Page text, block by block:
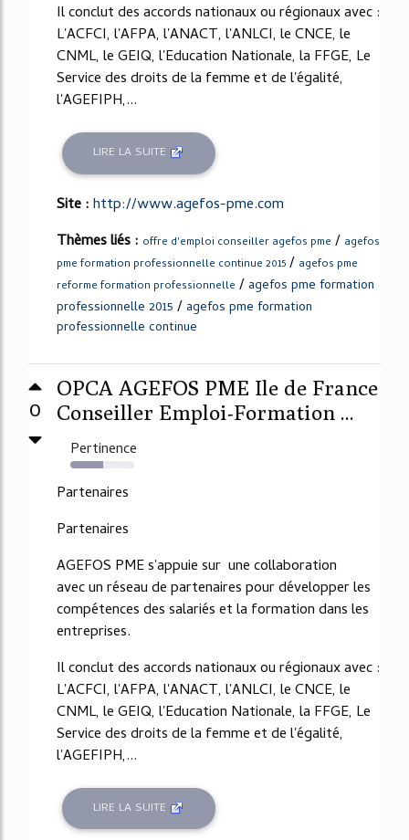
Il conclut des accords nationaux ou régionaux avec :
L'ACFCI, l'AFPA, l'ANACT, l'ANLCI, le CNCE, le
CNML, le GEIQ, l'Education Nationale, la FFGE, Le
Service des droits de la femme et de l'égalité,
l'AGEFIPH,...
LIRE LA SUITE
Site :http://www.agefos-pme.com
Thèmes liés : offre d'emploi conseiller agefos pme / agefos
pme formation professionnelle continue 2015 / agefos pme
reforme formation professionnelle /agefos pme formation
professionnelle 2015 /agefos pme formation
professionnelle continue
0
OPCA AGEFOS PME Ile de France
Conseiller Emploi-Formation ...
Pertinence
52%
Partenaires
Partenaires
AGEFOS PME s'appuie sur une collaboration
avec un réseau de partenaires pour développer les
compétences des salariés et la formation dans les
entreprises.
Il conclut des accords nationaux ou régionaux avec :
L'ACFCI, l'AFPA, l'ANACT, l'ANLCI, le CNCE, le
CNML, le GEIQ, l'Education Nationale, la FFGE, Le
Service des droits de la femme et de l'égalité,
l'AGEFIPH,...
LIRE LA SUITE